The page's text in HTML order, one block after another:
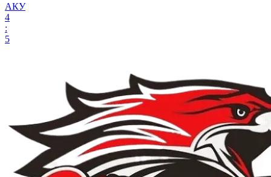
АКУ
4
:
5